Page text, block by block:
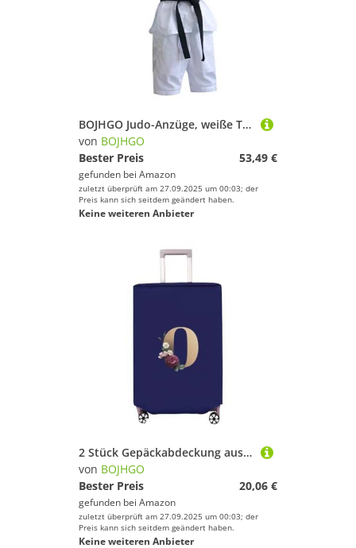
BOJHGO Judo-Anzüge, weiße Taekwondo-Uniformen, Karate-Judo-Taekwondo-Kleidung, Erwachsene, Unisex Für Training(XXXS-110CM,Short Sleeve)
von BOJHGO
Bester Preis
53,49 €
gefunden bei Amazon
zuletzt überprüft am 27.09.2025 um 00:03; der
Preis kann sich seitdem geändert haben.
Keine weiteren Anbieter
2 Stück Gepäckabdeckung aus Vliesstoff, Kofferschutz, Gepäck, Staubschutz, geeignet for 50,8–76, cm große Koffer mit goldenem Buchstabendruck für Drinnen Draußen(Blue O,24 inch)
von BOJHGO
Bester Preis
20,06 €
gefunden bei Amazon
zuletzt überprüft am 27.09.2025 um 00:03; der
Preis kann sich seitdem geändert haben.
Keine weiteren Anbieter